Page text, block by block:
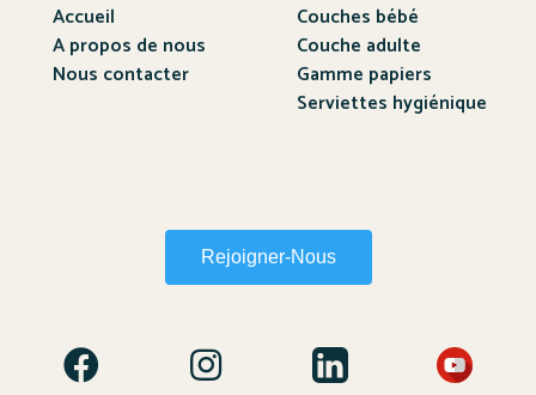
Accueil
A propos de nous
Nous contacter
Couches bébé
Couche adulte
Gamme papiers
Serviettes hygiénique
Rejoigner-Nous